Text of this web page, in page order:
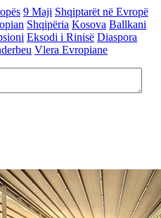
9 Maji Shqiptarët në Evropë
Shqipëria Kosova Ballkani
Eksodi i Rinisë Diaspora
Vlera Evropiane